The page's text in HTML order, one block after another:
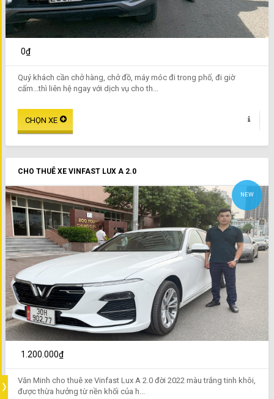
0₫
Quý khách cần chở hàng, chở đồ, máy móc đi trong phố, đi giờ
cấm...thì liên hệ ngay với dịch vụ cho th...
CHO THUÊ XE VINFAST LUX A 2.0
NEW
1.200.000₫
Văn Minh cho thuê xe Vinfast Lux A 2.0 đời 2022 màu trắng tinh khôi,
được thừa hưởng từ nền khối của h...